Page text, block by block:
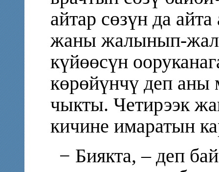
айтар сөзүн да
жаны жалынып-
күйөөсүн
көрөйүнчү деп
чыкты. Четирээк
кичине имаратын
− Биякта, – деп